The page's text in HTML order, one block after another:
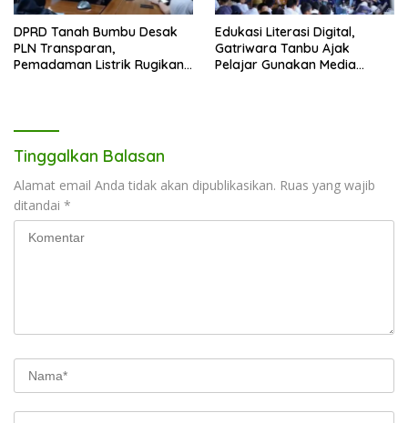
DPRD Tanah Bumbu Desak
PLN Transparan,
Pemadaman Listrik Rugikan
Edukasi Literasi Digital,
Gatriwara Tanbu Ajak
Pelajar Gunakan Media
Tinggalkan Balasan
Alamat email Anda tidak akan dipublikasikan. Ruas yang wajib
ditandai *